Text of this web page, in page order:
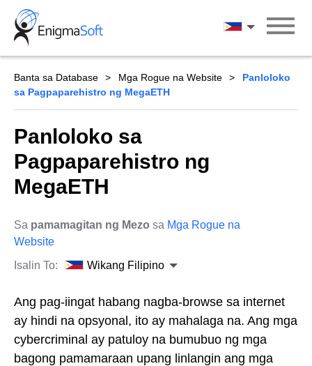
Skip
content
Wikang Filipino
Banta sa Database Mga Rogue na Website
Panloloko
sa Pagpaparehistro ng MegaETH
Panloloko sa
Pagpaparehistro ng
MegaETH
Sa pamamagitan ng Mezo sa Mga Rogue na
Website
Isalin To:
Wikang Filipino
Ang pag-iingat habang nagba-browse sa internet
ay hindi na opsyonal, ito ay mahalaga na. Ang mga
cybercriminal ay patuloy na bumubuo ng mga
bagong pamamaraan upang linlangin ang mga